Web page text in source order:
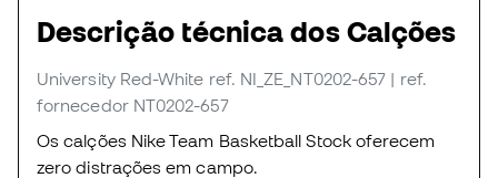
Descrição técnica dos Calções
University Red-White ref. NI_ZE_NT0202-657 | ref.
fornecedor NT0202-657
Os calções Nike Team Basketball Stock oferecem
zero distrações em campo.